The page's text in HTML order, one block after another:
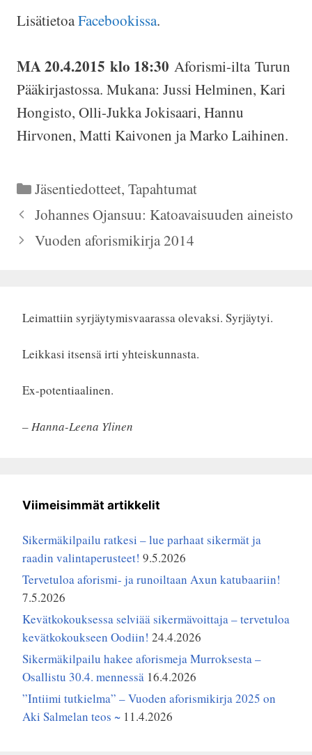
LisätietoaFacebookissa.
MA 20.4.2015 klo 18:30 Aforismi-ilta Turun
Pääkirjastossa. Mukana: Jussi Helminen, Kari
Hongisto, Olli-Jukka Jokisaari, Hannu
Hirvonen, Matti Kaivonen ja Marko Laihinen.
Kategoriat
Jäsentiedotteet, Tapahtumat
Johannes Ojansuu: Katoavaisuuden aineisto
Vuoden aforismikirja 2014
Leimattiin syrjäytymisvaarassa olevaksi. Syrjäytyi.
Leikkasi itsensä irti yhteiskunnasta.
Ex-potentiaalinen.
– Hanna-Leena Ylinen
Viimeisimmät artikkelit
Sikermäkilpailu ratkesi – lue parhaat sikermät ja
raadin valintaperusteet! 9.5.2026
Tervetuloa aforismi- ja runoiltaan Axun katubaariin!
7.5.2026
Kevätkokouksessa selviää sikermävoittaja – tervetuloa
kevätkokoukseen Oodiin! 24.4.2026
Sikermäkilpailu hakee aforismeja Murroksesta –
Osallistu 30.4. mennessä 16.4.2026
”Intiimi tutkielma” – Vuoden aforismikirja 2025 on
Aki Salmelan teos ~ 11.4.2026